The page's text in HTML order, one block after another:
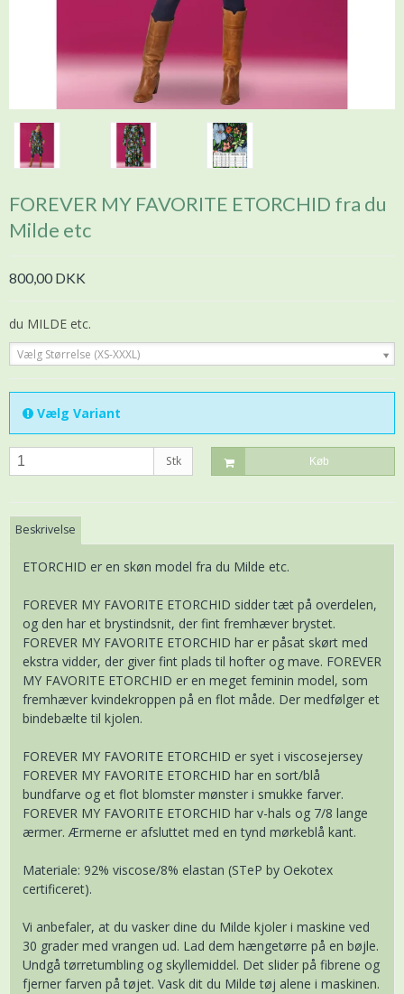
FOREVER MY FAVORITE ETORCHID fra du
Milde etc
800,00 DKK
du MILDE etc.
Vælg Størrelse (XS-XXXL)
Vælg Variant
Stk Køb
Beskrivelse
ETORCHID er en skøn model fra du Milde etc.
FOREVER MY FAVORITE ETORCHID sidder tæt på overdelen,
og den har et brystindsnit, der fint fremhæver brystet.
FOREVER MY FAVORITE ETORCHID har er påsat skørt med
ekstra vidder, der giver fint plads til hofter og mave. FOREVER
MY FAVORITE ETORCHID er en meget feminin model, som
fremhæver kvindekroppen på en flot måde. Der medfølger et
bindebælte til kjolen.
FOREVER MY FAVORITE ETORCHID er syet i viscosejersey
FOREVER MY FAVORITE ETORCHID har en sort/blå
bundfarve og et flot blomster mønster i smukke farver.
FOREVER MY FAVORITE ETORCHID har v-hals og 7/8 lange
ærmer. Ærmerne er afsluttet med en tynd mørkeblå kant.
Materiale: 92% viscose/8% elastan (STeP by Oekotex
certificeret).
Vi anbefaler, at du vasker dine du Milde kjoler i maskine ved
30 grader med vrangen ud. Lad dem hængetørre på en bøjle.
Undgå tørretumbling og skyllemiddel. Det slider på fibrene og
fjerner farven på tøjet. Vask dit du Milde tøj alene i maskinen.